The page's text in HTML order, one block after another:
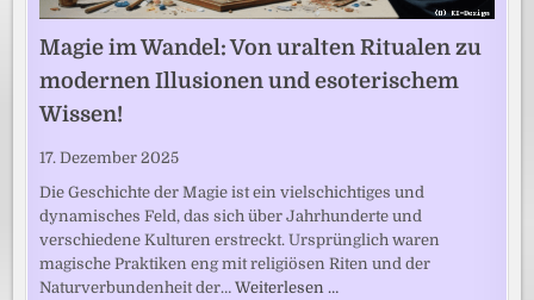
Magie im Wandel: Von uralten Ritualen zu
modernen Illusionen und esoterischem
Wissen!
17. Dezember 2025
Die Geschichte der Magie ist ein vielschichtiges und
dynamisches Feld, das sich über Jahrhunderte und
verschiedene Kulturen erstreckt. Ursprünglich waren
magische Praktiken eng mit religiösen Riten und der
Naturverbundenheit der…Weiterlesen …